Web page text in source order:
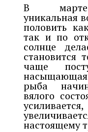
В марте
уникальная
половить
так и по
солнце
становится
чаще
рыба
вялого
настоящему